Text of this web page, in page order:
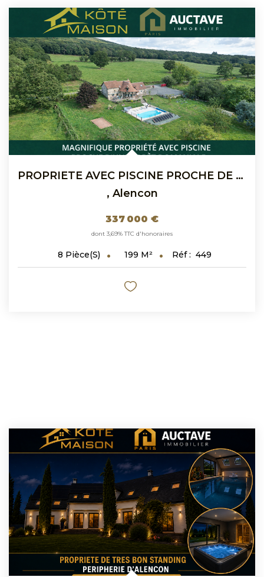
PROPRIETE AVEC PISCINE PROCHE DE CONDE-SUR-SARHTE
, Alencon
337 000 €
dont 3,69% TTC d'honoraires
8 Pièce(s) 199 M² Réf : 449